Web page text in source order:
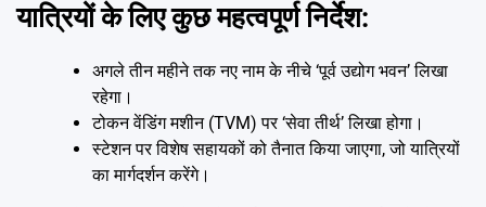
यात्रियों के लिए कुछ महत्वपूर्ण निर्देश:
अगले तीन महीने तक नए नाम के नीचे ‘पूर्व उद्योग भवन’ लिखा
रहेगा।
टोकन वेंडिंग मशीन (TVM) पर ‘सेवा तीर्थ’ लिखा होगा।
स्टेशन पर विशेष सहायकों को तैनात किया जाएगा, जो यात्रियों
का मार्गदर्शन करेंगे।